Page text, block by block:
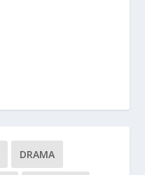
DRAMA